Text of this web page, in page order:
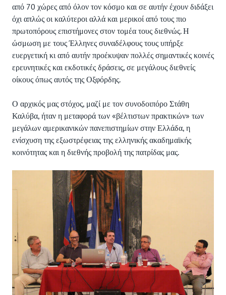
από 70 χώρες από όλον τον κόσμο και σε αυτήν έχουν διδάξει
όχι απλώς οι καλύτεροι αλλά και μερικοί από τους πιο
πρωτοπόρους επιστήμονες στον τομέα τους διεθνώς. Η
ώσμωση με τους Έλληνες συναδέλφους τους υπήρξε
ευεργετική κι από αυτήν προέκυψαν πολλές σημαντικές κοινές
ερευνητικές και εκδοτικές δράσεις, σε μεγάλους διεθνείς
οίκους όπως αυτός της Οξφόρδης.
Ο αρχικός μας στόχος, μαζί με τον συνοδοιπόρο Στάθη
Καλύβα, ήταν η μεταφορά των «βέλτιστων πρακτικών» των
μεγάλων αμερικανικών πανεπιστημίων στην Ελλάδα, η
ενίσχυση της εξωστρέφειας της ελληνικής ακαδημαϊκής
κοινότητας και η διεθνής προβολή της πατρίδας μας.